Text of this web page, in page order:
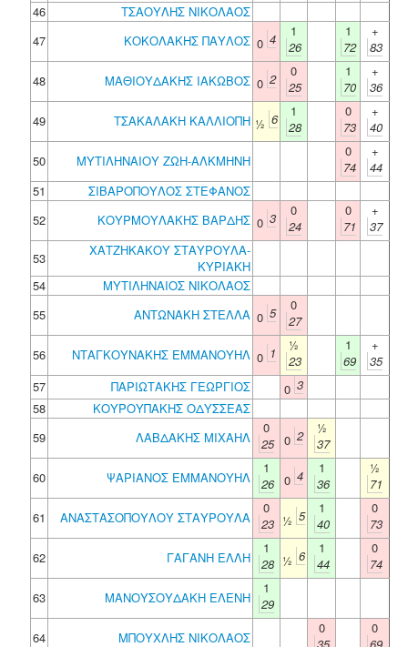
46
ΤΣΑΟΥΛΗΣ ΝΙΚΟΛΑΟΣ
47
ΚΟΚΟΛΑΚΗΣ ΠΑΥΛΟΣ 0 4
1
26
1
72
+
83
48
ΜΑΘΙΟΥΔΑΚΗΣ ΙΑΚΩΒΟΣ 0 2
0
25
1
70
+
36
49
ΤΣΑΚΑΛΑΚΗ ΚΑΛΛΙΟΠΗ ½ 6
1
28
0
73
+
40
50
ΜΥΤΙΛΗΝΑΙΟΥ ΖΩΗ-ΑΛΚΜΗΝΗ
0
74
+
44
51
ΣΙΒΑΡΟΠΟΥΛΟΣ ΣΤΕΦΑΝΟΣ
52
ΚΟΥΡΜΟΥΛΑΚΗΣ ΒΑΡΔΗΣ 0 3
0
24
0
71
+
37
53
ΧΑΤΖΗΚΑΚΟΥ ΣΤΑΥΡΟΥΛΑ-
ΚΥΡΙΑΚΗ
54
ΜΥΤΙΛΗΝΑΙΟΣ ΝΙΚΟΛΑΟΣ
55
ΑΝΤΩΝΑΚΗ ΣΤΕΛΛΑ 0 5
0
27
56
ΝΤΑΓΚΟΥΝΑΚΗΣ ΕΜΜΑΝΟΥΗΛ 0 1
½
23
1
69
+
35
57
ΠΑΡΙΩΤΑΚΗΣ ΓΕΩΡΓΙΟΣ 0 3
58
ΚΟΥΡΟΥΠΑΚΗΣ ΟΔΥΣΣΕΑΣ
59
ΛΑΒΔΑΚΗΣ ΜΙΧΑΗΛ
0
25 0 2
½
37
60
ΨΑΡΙΑΝΟΣ ΕΜΜΑΝΟΥΗΛ
1
26 0 4
1
36
½
71
61
ΑΝΑΣΤΑΣΟΠΟΥΛΟΥ ΣΤΑΥΡΟΥΛΑ
0
23 ½ 5
1
40
0
73
62
ΓΑΓΑΝΗ ΕΛΛΗ
1
28 ½ 6
1
44
0
74
63
ΜΑΝΟΥΣΟΥΔΑΚΗ ΕΛΕΝΗ
1
29
64
ΜΠΟΥΧΛΗΣ ΝΙΚΟΛΑΟΣ
0
0